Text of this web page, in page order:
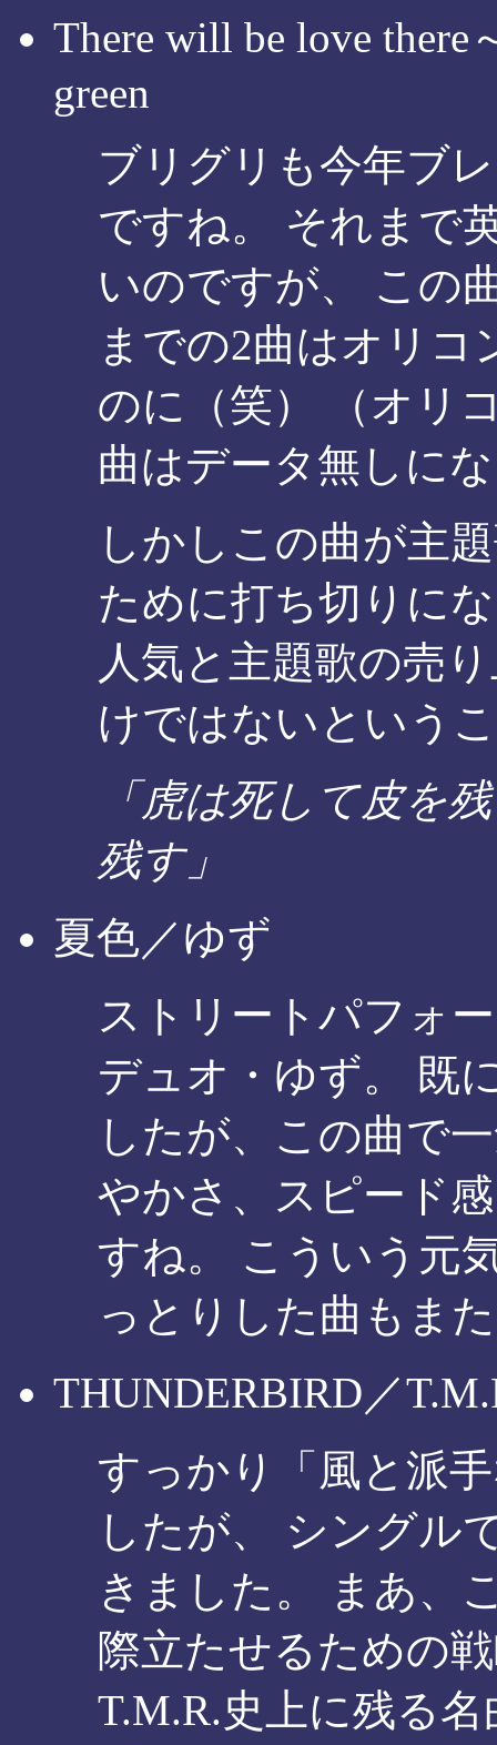
There will be love
green
ブリグリも今年ブ
ですね。 それまで
いのですが、 この
までの2曲はオリコ
のに（笑） （オリ
曲はデータ無しに
しかしこの曲が主
ために打ち切りに
人気と主題歌の売
けではないという
「虎は死して皮を
残す」
夏色／ゆず
ストリートパフォ
デュオ・ゆず。 既
したが、この曲で
やかさ、スピード
すね。 こういう元
っとりした曲もま
THUNDERBIRD／
すっかり「風と派
したが、 シングル
きました。 まあ、
際立たせるための
T.M.R.史上に残る